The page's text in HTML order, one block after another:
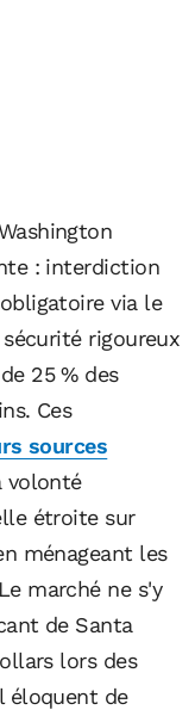
: interdiction
via le
rigoureux
25 % des
Ces
sources
volonté
étroite sur
ménageant les
marché ne s'y
de Santa
lors des
éloquent de